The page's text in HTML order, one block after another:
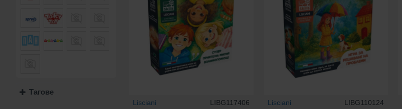
Тагове
Lisciani LIBG117406 Lisciani LIBG110124